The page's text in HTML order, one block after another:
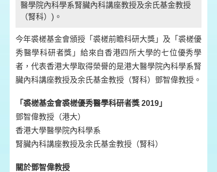
醫學院內科學系腎臟內科講座教授及余氏基金教授
（腎科）)。
今年裘槎基金會頒授「裘槎前瞻科研大獎」及「裘槎優
秀醫學科研者獎」給來自香港四所大學的七位優秀學
者，代表香港大學取得榮譽的是港大醫學院內科學系腎
臟內科講座教授及余氏基金教授（腎科）鄧智偉教授。
「裘槎基金會裘槎優秀醫學科研者獎 2019」
鄧智偉教授（港大）
香港大學醫學院內科學系
腎臟內科講座教授及余氏基金教授（腎科）
關於鄧智偉教授